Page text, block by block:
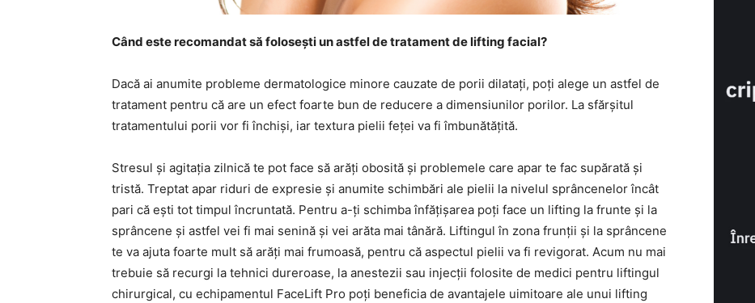
Când este recomandat să folosești un astfel de tratament de lifting facial?
Dacă ai anumite probleme dermatologice minore cauzate de porii dilatați, poți alege un astfel de
tratament pentru că are un efect foarte bun de reducere a dimensiunilor porilor. La sfărșitul
tratamentului porii vor fi închiși, iar textura pielii feței va fi îmbunătățită.
Stresul și agitația zilnică te pot face să arăți obosită și problemele care apar te fac supărată și
tristă. Treptat apar riduri de expresie și anumite schimbări ale pielii la nivelul sprâncenelor încât
pari că ești tot timpul încruntată. Pentru a-ți schimba înfățișarea poți face un lifting la frunte și la
sprâncene și astfel vei fi mai senină și vei arăta mai tânără. Liftingul în zona frunții și la sprâncene
te va ajuta foarte mult să arăți mai frumoasă, pentru că aspectul pielii va fi revigorat. Acum nu mai
trebuie să recurgi la tehnici dureroase, la anestezii sau injecții folosite de medici pentru liftingul
chirurgical, cu echipamentul FaceLift Pro poți beneficia de avantajele uimitoare ale unui lifting